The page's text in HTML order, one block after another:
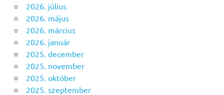
2026. július
2026. május
2026. március
2026. január
2025. december
2025. november
2025. október
2025. szeptember